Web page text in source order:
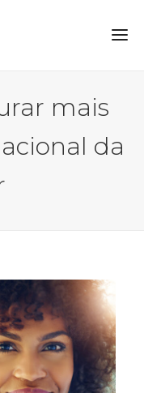
mais
da